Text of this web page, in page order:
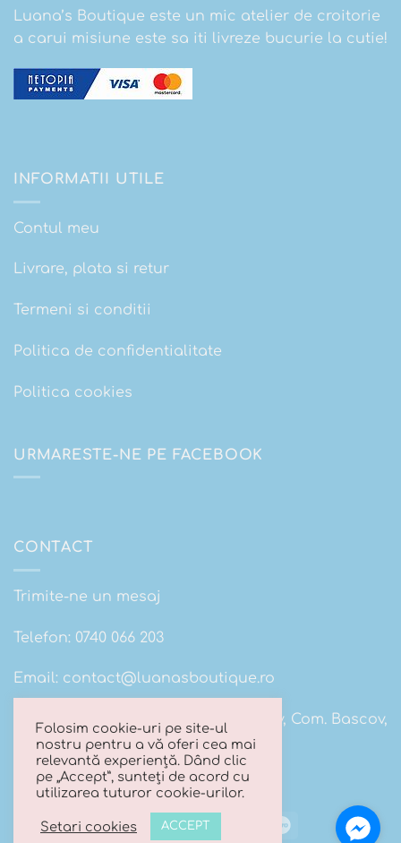
Luana’s Boutique este un mic atelier de croitorie
a carui misiune este sa iti livreze bucurie la cutie!
INFORMATII UTILE
Contul meu
Livrare, plata si retur
Termeni si conditii
Politica de confidentialitate
Politica cookies
URMARESTE-NE PE FACEBOOK
CONTACT
Trimite-ne un mesaj
Telefon: 0740 066 203
Email: contact@luanasboutique.ro
Adresa: Str. Scolii nr 16B, Sat. Bascov, Com. Bascov,
Jud Arges
Visa MasterCard Maestro
Folosim cookie-uri pe site-ul
nostru pentru a vă oferi cea mai
relevantă experiență. Dând clic
pe „Accept”, sunteți de acord cu
utilizarea tuturor cookie-urilor.
Setari cookies ACCEPT